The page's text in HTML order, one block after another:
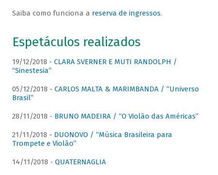
Saiba como funciona a reserva de ingressos.
Espetáculos realizados
19/12/2018 - CLARA SVERNER E MUTI RANDOLPH /
“Sinestesia”
05/12/2018 - CARLOS MALTA & MARIMBANDA / “Universo
Brasil”
28/11/2018 - BRUNO MADEIRA / “O Violão das Américas”
21/11/2018 - DUONOVO / “Música Brasileira para
Trompete e Violão”
14/11/2018 - QUATERNAGLIA